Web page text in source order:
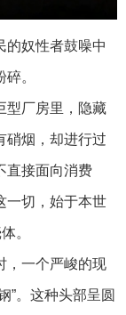
的奴性者鼓噪中
。
型厂房里，隐藏
硝烟，却进行过
直接面向消费
一切，始于本世
。
，一个严峻的现
”。这种头部呈圆